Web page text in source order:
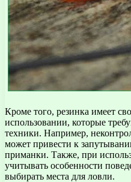
Кроме того, резинка имеет
использовании, которые
техники. Например,
может привести к
приманки. Также, при
учитывать особенности
выбирать места для ловли.